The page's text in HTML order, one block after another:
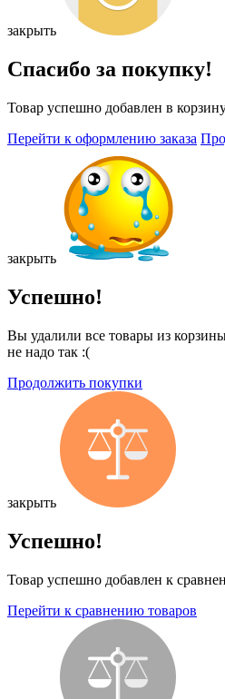
закрыть
Спасибо за покупку!
Товар успешно добавлен в
Перейти к оформлению заказа
закрыть
Успешно!
Вы удалили все товары из
не надо так :(
Продолжить покупки
закрыть
Успешно!
Товар успешно добавлен к
Перейти к сравнению товаров